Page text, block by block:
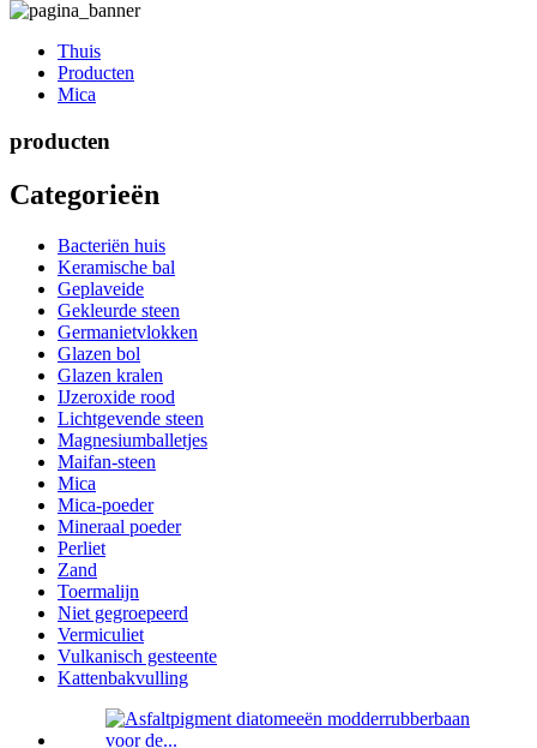
Thuis
Producten
Mica
producten
Categorieën
Bacteriën huis
Keramische bal
Geplaveide
Gekleurde steen
Germanietvlokken
Glazen bol
Glazen kralen
IJzeroxide rood
Lichtgevende steen
Magnesiumballetjes
Maifan-steen
Mica
Mica-poeder
Mineraal poeder
Perliet
Zand
Toermalijn
Niet gegroepeerd
Vermiculiet
Vulkanisch gesteente
Kattenbakvulling